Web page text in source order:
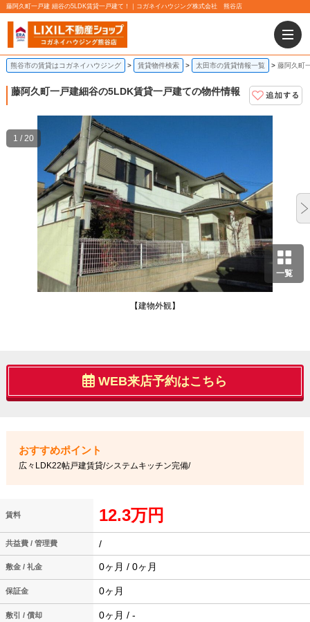
藤阿久町一戸建 細谷の5LDK賃貸一戸建て！｜コガネイハウジング株式会社 熊谷店
熊谷市の賃貸はコガネイハウジング 賃貸物件検索 太田市の賃貸情報一覧 藤阿久町
藤阿久町一戸建細谷の5LDK賃貸一戸建ての物件情報
一覧
【建物外観】
1 / 20
WEB来店予約はこちら
広々LDK22帖戸建賃貸/システムキッチン完備/
賃料 12.3万円
共益費 / 管理費 /
敷金 / 礼金 0ヶ月 / 0ヶ月
保証金 0ヶ月
敷引 / 償却 0ヶ月 / -